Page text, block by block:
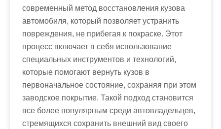
современный метод восстановления кузова
автомобиля, который позволяет устранить
повреждения, не прибегая к покраске. Этот
процесс включает в себя использование
специальных инструментов и технологий,
которые помогают вернуть кузов в
первоначальное состояние, сохраняя при этом
заводское покрытие. Такой подход становится
все более популярным среди автовладельцев,
стремящихся сохранить внешний вид своего